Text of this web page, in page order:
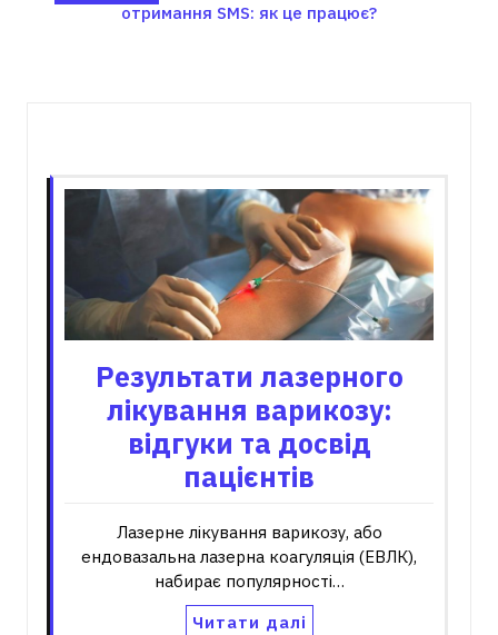
отримання SMS: як це працює?
Результати лазерного
лікування варикозу:
відгуки та досвід
пацієнтів
Лазерне лікування варикозу, або
ендовазальна лазерна коагуляція (ЕВЛК),
набирає популярності…
Читати далі